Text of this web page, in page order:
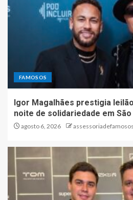
FAMOSOS
Igor Magalhães prestigia
noite de solidariedade em São
agosto 6, 2026 assessoriadefamosos